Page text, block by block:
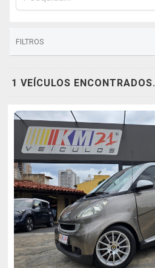
FILTROS
1 VEÍCULOS ENCONTRADOS.